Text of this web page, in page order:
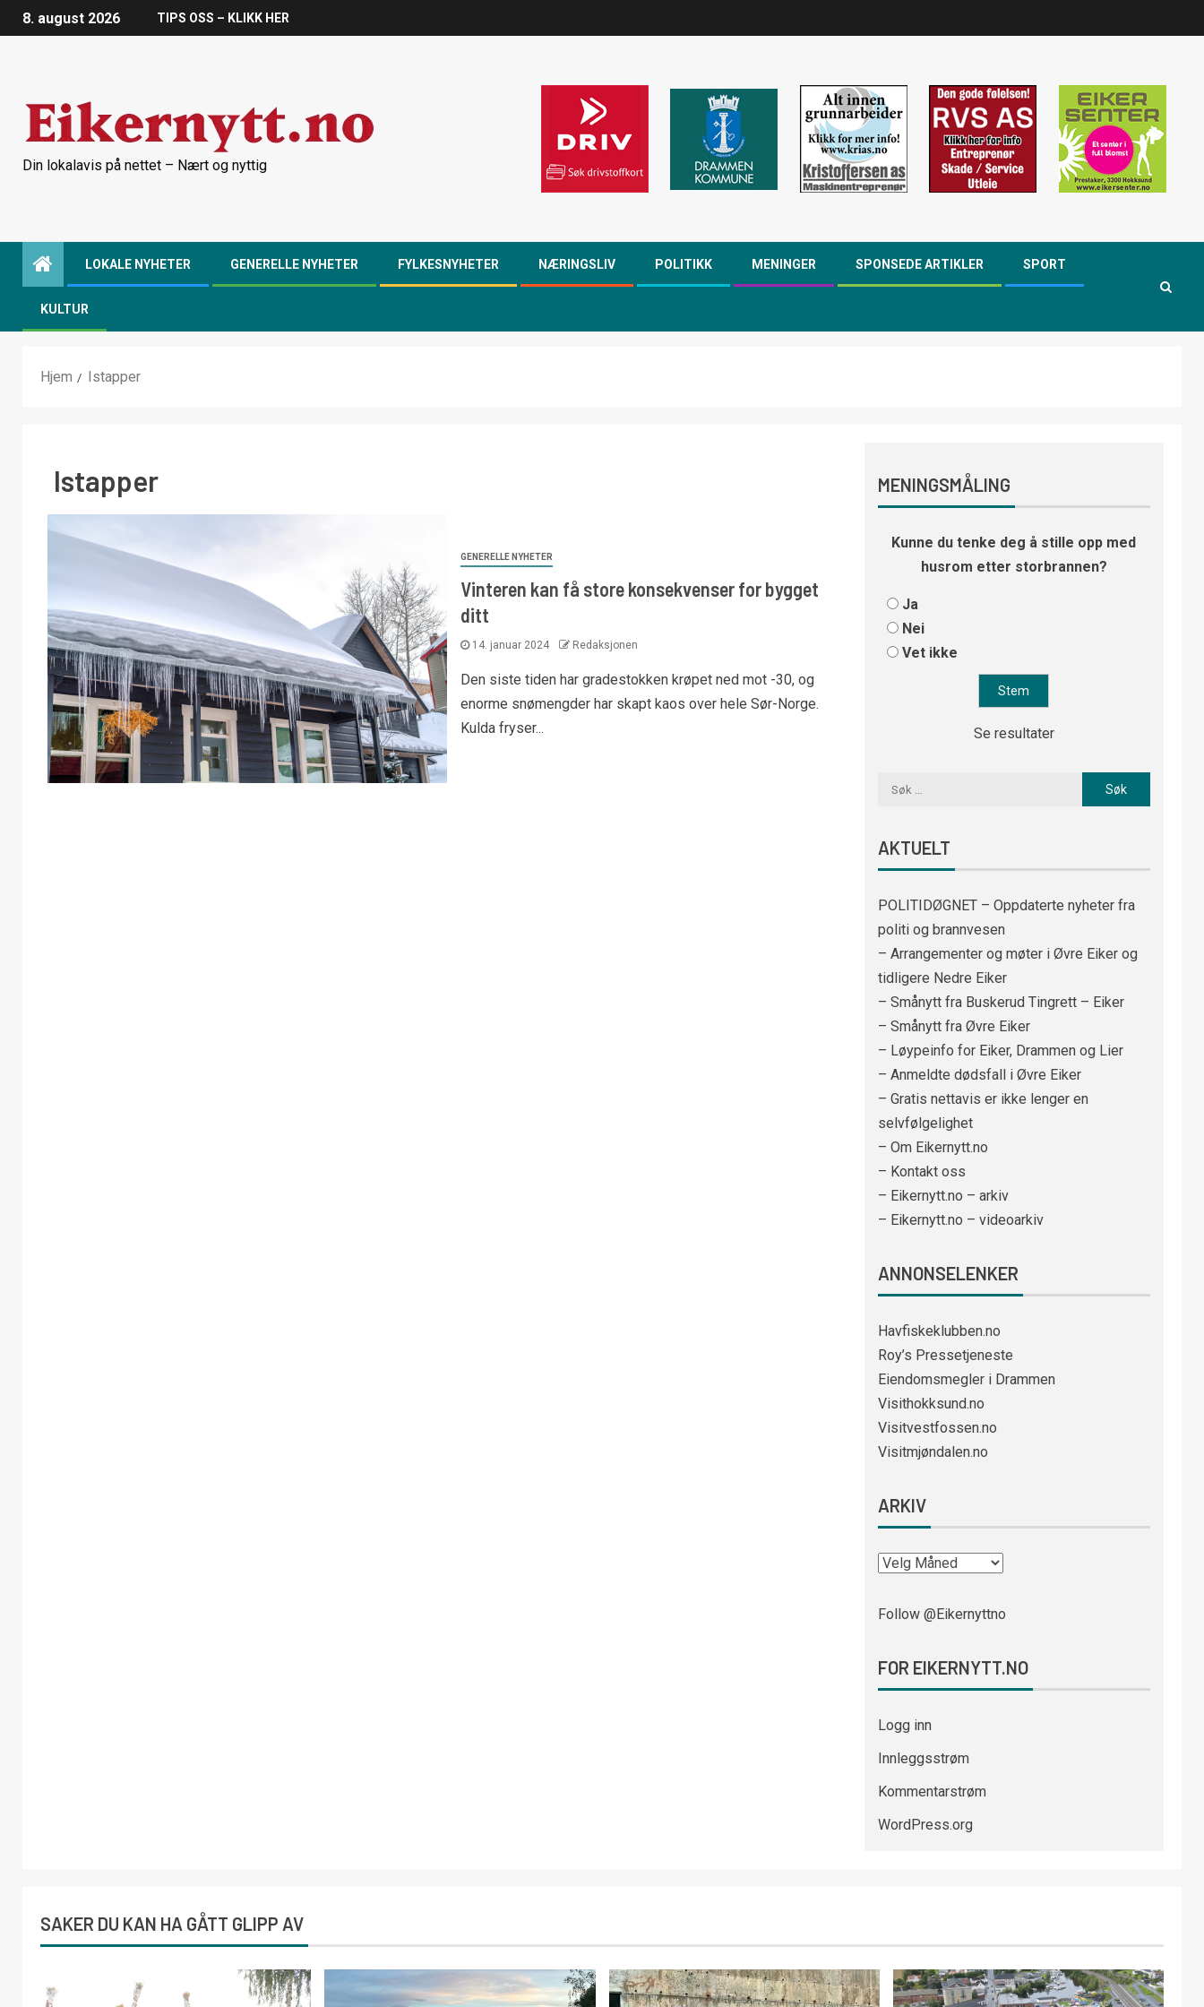
8. august 2026 TIPS OSS – KLIKK HER
Din lokalavis på nettet – Nært og nyttig
LOKALE NYHETER GENERELLE NYHETER FYLKESNYHETER NÆRINGSLIV POLITIKK MENINGER SPONSEDE ARTIKLER SPORT
KULTUR
Hjem Istapper
Istapper
GENERELLE NYHETER
Vinteren kan få store konsekvenser for bygget
ditt
14. januar 2024 Redaksjonen
Den siste tiden har gradestokken krøpet ned mot -30, og
enorme snømengder har skapt kaos over hele Sør-Norge.
Kulda fryser...
MENINGSMÅLING
Kunne du tenke deg å stille opp med
husrom etter storbrannen?
Ja
Nei
Vet ikke
Se resultater
AKTUELT
POLITIDØGNET – Oppdaterte nyheter fra
politi og brannvesen
– Arrangementer og møter i Øvre Eiker og
tidligere Nedre Eiker
– Smånytt fra Buskerud Tingrett – Eiker
– Smånytt fra Øvre Eiker
– Løypeinfo for Eiker, Drammen og Lier
– Anmeldte dødsfall i Øvre Eiker
– Gratis nettavis er ikke lenger en
selvfølgelighet
– Om Eikernytt.no
– Kontakt oss
– Eikernytt.no – arkiv
– Eikernytt.no – videoarkiv
ANNONSELENKER
Havfiskeklubben.no
Roy’s Pressetjeneste
Eiendomsmegler i Drammen
Visithokksund.no
Visitvestfossen.no
Visitmjøndalen.no
ARKIV
Follow @Eikernyttno
FOR EIKERNYTT.NO
Logg inn
Innleggsstrøm
Kommentarstrøm
WordPress.org
SAKER DU KAN HA GÅTT GLIPP AV